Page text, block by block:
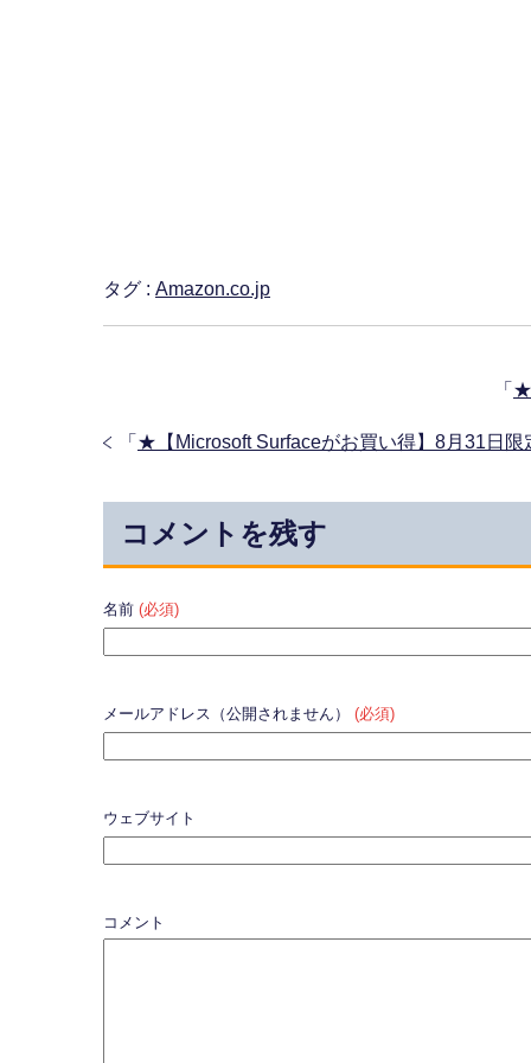
タグ : Amazon.co.jp
「 ★
「 ★【Microsoft Surfaceがお買い得】8月31日限
コメントを残す
名前 (必須)
メールアドレス（公開されません） (必須)
ウェブサイト
コメント